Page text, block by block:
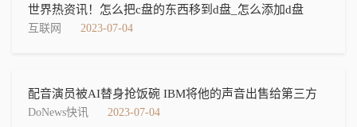
世界热资讯！怎么把c盘的东西移到d盘_怎么添加d盘
互联网 2023-07-04
配音演员被AI替身抢饭碗 IBM将他的声音出售给第三方
DoNews快讯 2023-07-04